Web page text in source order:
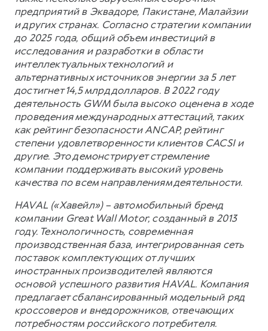
предприятий в Эквадоре, Пакистане, Малайзии
и других странах. Согласно стратегии компании
до 2025 года, общий объем инвестиций в
исследования и разработки в области
интеллектуальных технологий и
альтернативных источников энергии за 5 лет
достигнет 14,5 млрд долларов. В 2022 году
деятельность GWM была высоко оценена в ходе
проведения международных аттестаций, таких
как рейтинг безопасности ANCAP, рейтинг
степени удовлетворенности клиентов CACSI и
другие. Это демонстрирует стремление
компании поддерживать высокий уровень
качества по всем направлениям деятельности.
HAVAL («Хавейл») – автомобильный бренд
компании Great Wall Motor, созданный в 2013
году. Технологичность, современная
производственная база, интегрированная сеть
поставок комплектующих от лучших
иностранных производителей являются
основой успешного развития HAVAL. Компания
предлагает сбалансированный модельный ряд
кроссоверов и внедорожников, отвечающих
потребностям российского потребителя.